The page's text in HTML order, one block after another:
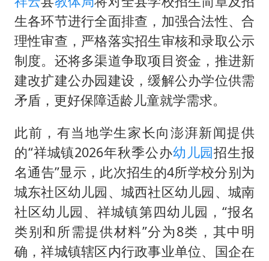
生各环节进行全面排查，加强合法性、合
理性审查，严格落实招生审核和录取公示
制度。还将多渠道争取项目资金，推进新
建改扩建公办园建设，缓解公办学位供需
矛盾，更好保障适龄儿童就学需求。
此前，有当地学生家长向澎湃新闻提供
的“祥城镇2026年秋季公办幼儿园招生报
名通告”显示，此次招生的4所学校分别为
城东社区幼儿园、城西社区幼儿园、城南
社区幼儿园、祥城镇第四幼儿园，“报名
类别和所需提供材料”分为8类，其中明
确，祥城镇辖区内行政事业单位、国企在